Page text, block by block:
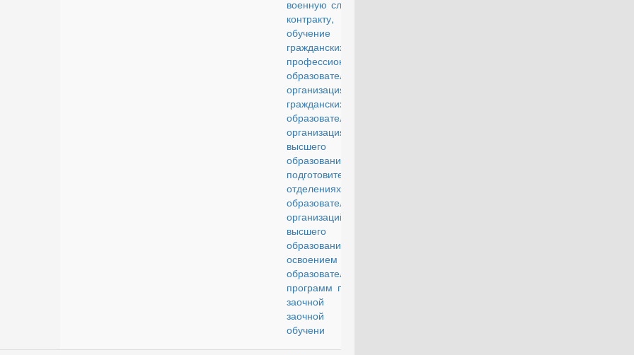
военную службу по
контракту, на
обучение в
гражданских
профессиональных
образовательных
организациях или
гражданских
образовательных
организациях
высшего
образования и на
подготовительных
отделениях таких
образовательных
организаций
высшего
образования с
освоением
образовательных
программ по очно-
заочной или
заочной форме
обучени